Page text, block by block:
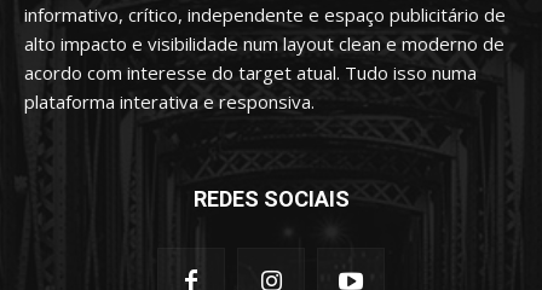
informativo, crítico, independente e espaço publicitário de
alto impacto e visibilidade num layout clean e moderno de
acordo com interesse do target atual. Tudo isso numa
plataforma interativa e responsiva.
REDES SOCIAIS